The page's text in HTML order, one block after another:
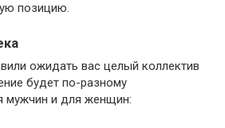
позицию.
ожидать вас целый коллектив
будет по-разному
мужчин и для женщин: